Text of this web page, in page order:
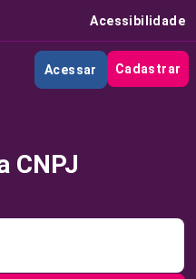
Acessibilidade
Acessar Cadastrar
CNPJ